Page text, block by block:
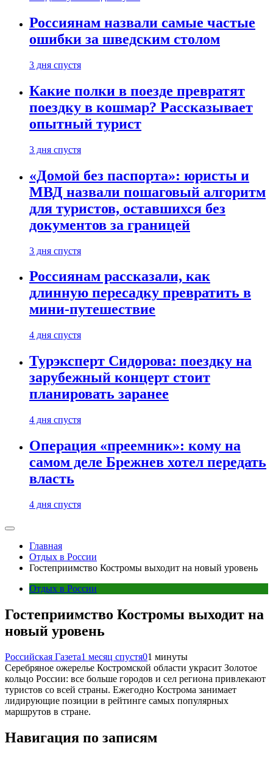
Россиянам назвали самые частые
ошибки за шведским столом
3 дня спустя
Какие полки в поезде превратят
поездку в кошмар? Рассказывает
опытный турист
3 дня спустя
«Домой без паспорта»: юристы и
МВД назвали пошаговый алгоритм
для туристов, оставшихся без
документов за границей
3 дня спустя
Россиянам рассказали, как
длинную пересадку превратить в
мини-путешествие
4 дня спустя
Турэксперт Сидорова: поездку на
зарубежный концерт стоит
планировать заранее
4 дня спустя
Операция «преемник»: кому на
самом деле Брежнев хотел передать
власть
4 дня спустя
Главная
Отдых в России
Гостеприимство Костромы выходит на новый уровень
Отдых в России
Гостеприимство Костромы выходит на
новый уровень
Российская Газета1 месяц спустя01 минуты
Серебряное ожерелье Костромской области украсит Золотое
кольцо России: все больше городов и сел региона привлекают
туристов со всей страны. Ежегодно Кострома занимает
лидирующие позиции в рейтинге самых популярных
маршрутов в стране.
Навигация по записям